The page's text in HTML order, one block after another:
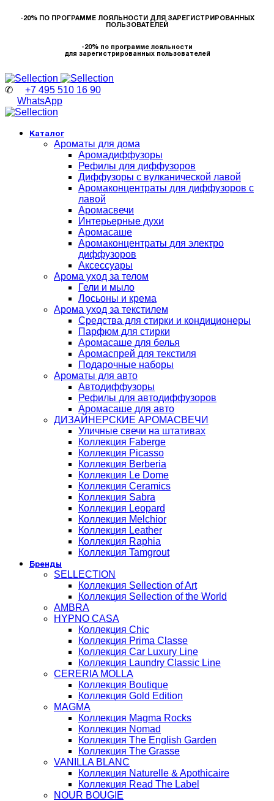
-20% ПО ПРОГРАММЕ ЛОЯЛЬНОСТИ ДЛЯ ЗАРЕГИСТРИРОВАННЫХ
ПОЛЬЗОВАТЕЛЕЙ
-20% по программе лояльности
для зарегистрированных пользователей
✆ +7 495 510 16 90
WhatsApp
Каталог
Ароматы для дома
Аромадиффузоры
Рефилы для диффузоров
Диффузоры с вулканической лавой
Аромаконцентраты для диффузоров с
лавой
Аромасвечи
Интерьерные духи
Аромасаше
Аромаконцентраты для электро
диффузоров
Аксессуары
Арома уход за телом
Гели и мыло
Лосьоны и крема
Арома уход за текстилем
Средства для стирки и кондиционеры
Парфюм для стирки
Аромасаше для белья
Аромаспрей для текстиля
Подарочные наборы
Ароматы для авто
Автодиффузоры
Рефилы для автодиффузоров
Аромасаше для авто
ДИЗАЙНЕРСКИЕ АРОМАСВЕЧИ
Уличные свечи на штативах
Коллекция Faberge
Коллекция Picasso
Коллекция Berberia
Коллекция Le Dome
Коллекция Ceramics
Коллекция Sabra
Коллекция Leopard
Коллекция Melchior
Коллекция Leather
Коллекция Raphia
Коллекция Tamgrout
Бренды
SELLECTION
Коллекция Sellection of Art
Коллекция Sellection of the World
AMBRA
HYPNO CASA
Коллекция Chic
Коллекция Prima Classe
Коллекция Car Luxury Line
Коллекция Laundry Classic Line
CERERIA MOLLA
Коллекция Boutique
Коллекция Gold Edition
MAGMA
Коллекция Magma Rocks
Коллекция Nomad
Коллекция The English Garden
Коллекция The Grasse
VANILLA BLANC
Коллекция Naturelle & Apothicaire
Коллекция Read The Label
NOUR BOUGIE